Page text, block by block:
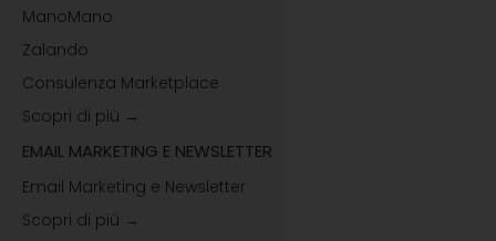
ManoMano
Zalando
Consulenza Marketplace
Scopri di più →
EMAIL MARKETING E NEWSLETTER
Email Marketing e Newsletter
Scopri di più →